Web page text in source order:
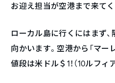
お迎え担当が空港まで来てく
ローカル島に行くにはまず、
向かいます。空港から「マー
値段は米ドル＄1！（10ルフィア